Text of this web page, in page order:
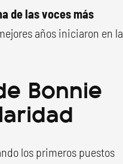
de las voces más
años iniciaron en la
Bonnie
los primeros puestos